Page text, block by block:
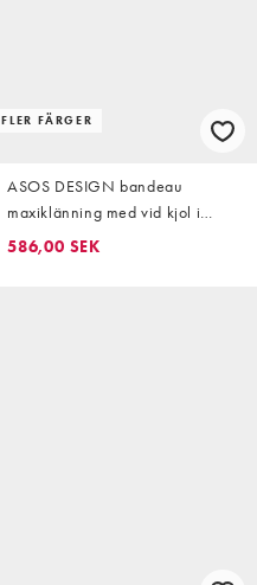
FLER FÄRGER
ASOS DESIGN bandeau
maxiklänning med vid kjol i
orange spritz
586,00 SEK